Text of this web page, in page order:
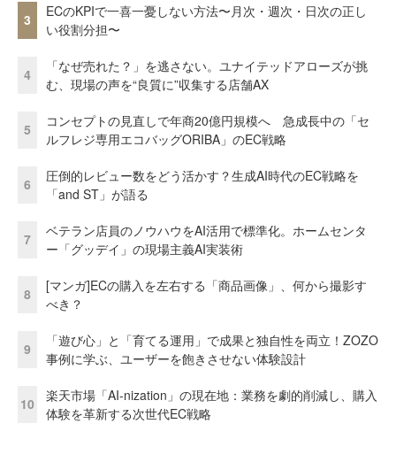
3
ECのKPIで一喜一憂しない方法〜月次・週次・日次の正し
い役割分担〜
4
「なぜ売れた？」を逃さない。ユナイテッドアローズが挑
む、現場の声を“良質に”収集する店舗AX
5
コンセプトの見直しで年商20億円規模へ 急成長中の「セ
ルフレジ専用エコバッグORIBA」のEC戦略
6
圧倒的レビュー数をどう活かす？生成AI時代のEC戦略を
「and ST」が語る
7
ベテラン店員のノウハウをAI活用で標準化。ホームセンタ
ー「グッデイ」の現場主義AI実装術
8
[マンガ]ECの購入を左右する「商品画像」、何から撮影す
べき？
9
「遊び心」と「育てる運用」で成果と独自性を両立！ZOZO
事例に学ぶ、ユーザーを飽きさせない体験設計
10
楽天市場「AI-nization」の現在地：業務を劇的削減し、購入
体験を革新する次世代EC戦略